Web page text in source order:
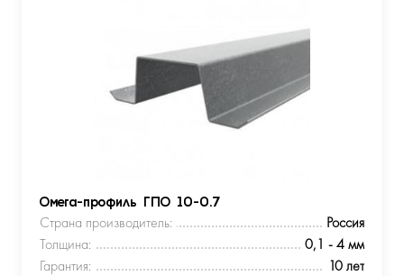
Омега-профиль ГПО 10-0.7
Страна производитель:
Россия
Толщина:
0,1 - 4 мм
Гарантия:
10 лет